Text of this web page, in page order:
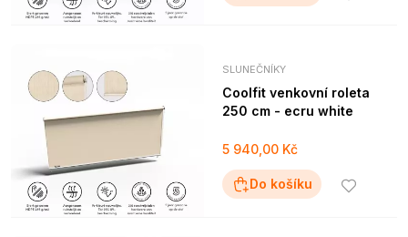
SLUNEČNÍKY
Coolfit venkovní roleta
250 cm - ecru white
5 940,00 Kč
Do košíku